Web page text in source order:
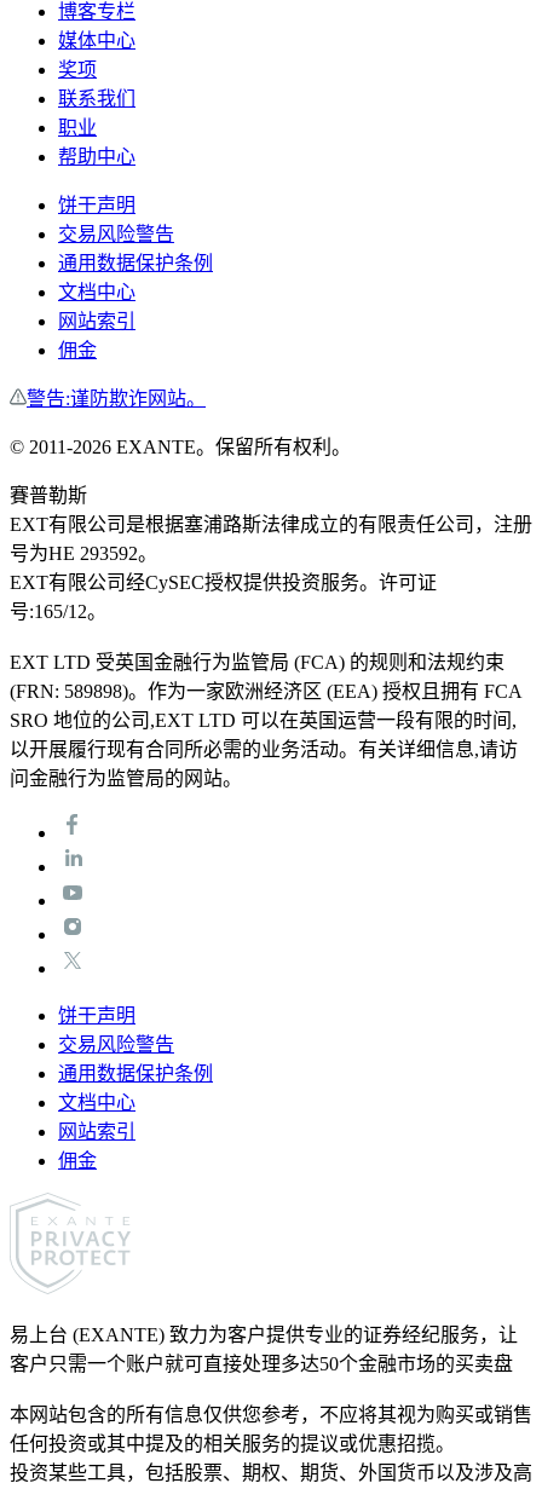
博客专栏
媒体中心
奖项
联系我们
职业
帮助中心
饼干声明
交易风险警告
通用数据保护条例
文档中心
网站索引
佣金
警告:谨防欺诈网站。
© 2011-2026 EXANTE。保留所有权利。
賽普勒斯
EXT有限公司是根据塞浦路斯法律成立的有限责任公司，注册
号为HE 293592。
EXT有限公司经CySEC授权提供投资服务。许可证
号:165/12。
EXT LTD 受英国金融行为监管局 (FCA) 的规则和法规约束
(FRN: 589898)。作为一家欧洲经济区 (EEA) 授权且拥有 FCA
SRO 地位的公司,EXT LTD 可以在英国运营一段有限的时间,
以开展履行现有合同所必需的业务活动。有关详细信息,请访
问金融行为监管局的网站。
饼干声明
交易风险警告
通用数据保护条例
文档中心
网站索引
佣金
易上台 (EXANTE) 致力为客户提供专业的证券经纪服务，让
客户只需一个账户就可直接处理多达50个金融市场的买卖盘
本网站包含的所有信息仅供您参考，不应将其视为购买或销售
任何投资或其中提及的相关服务的提议或优惠招揽。
投资某些工具，包括股票、期权、期货、外国货币以及涉及高